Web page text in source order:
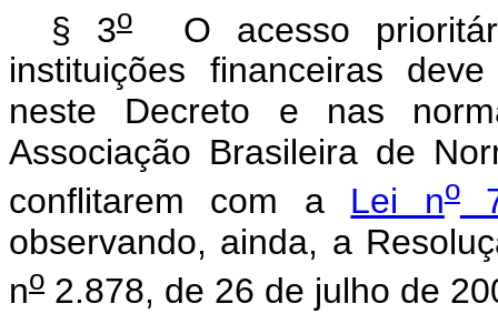
§ 3oO acesso
instituições financeiras
neste Decreto e nas
Associação Brasileira de
conflitarem com a Lei no
observando, ainda, a
no 2.878, de 26 de julho de